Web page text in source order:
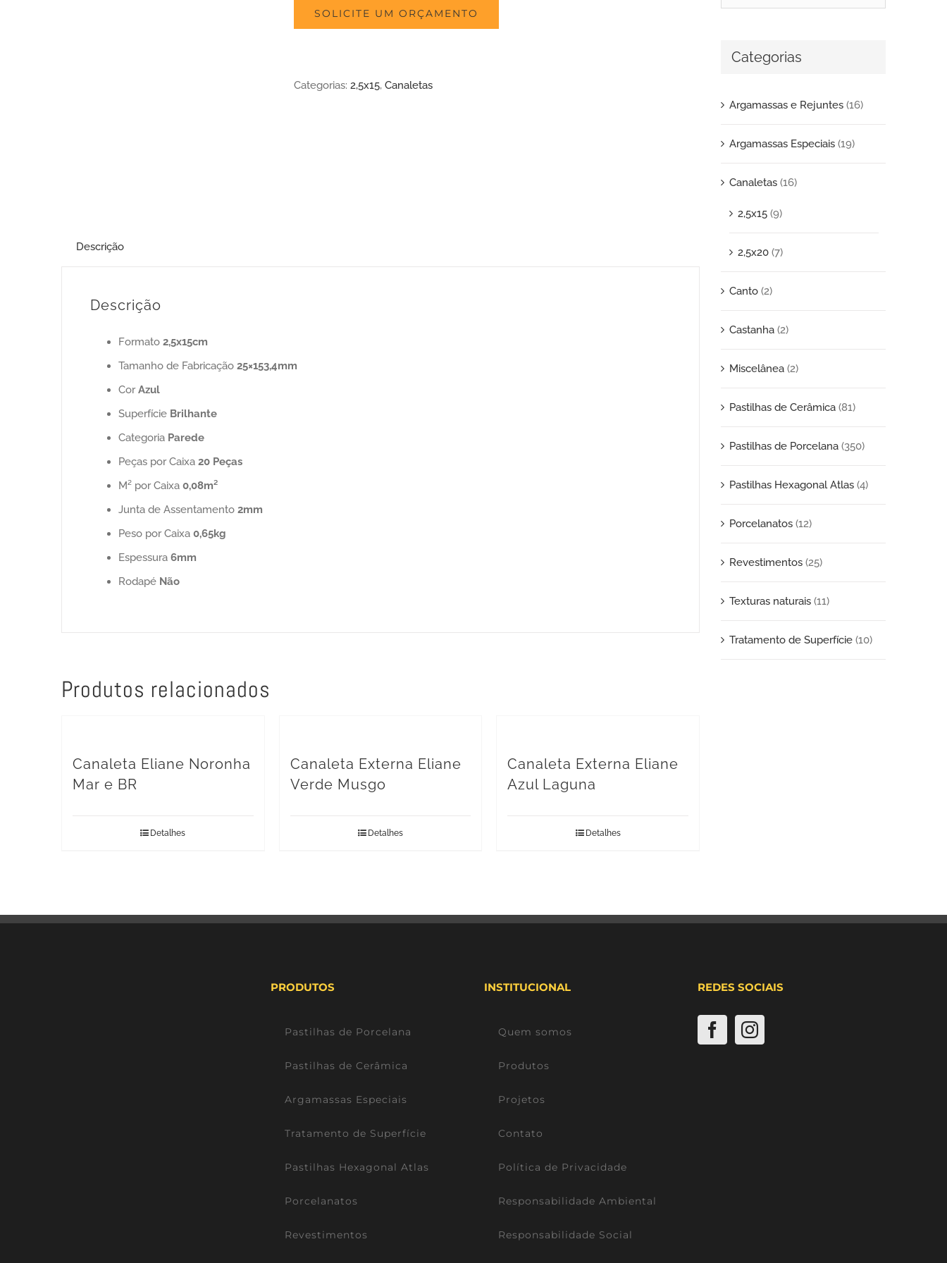
SOLICITE UM ORÇAMENTO
Categorias: 2,5x15, Canaletas
Descrição
Descrição
Formato 2,5x15cm
Tamanho de Fabricação 25×153,4mm
CorAzul
Superfície Brilhante
Categoria Parede
Peças por Caixa 20 Peças
M² por Caixa 0,08m²
Junta de Assentamento 2mm
Peso por Caixa 0,65kg
Espessura 6mm
Rodapé Não
Produtos relacionados
Canaleta Eliane Noronha
Mar e BR
Detalhes
Canaleta Externa Eliane
Verde Musgo
Detalhes
Canaleta Externa Eliane
Azul Laguna
Detalhes
Categorias
Argamassas e Rejuntes (16)
Argamassas Especiais (19)
Canaletas (16)
2,5x15 (9)
2,5x20 (7)
Canto (2)
Castanha (2)
Miscelânea (2)
Pastilhas de Cerâmica (81)
Pastilhas de Porcelana (350)
Pastilhas Hexagonal Atlas (4)
Porcelanatos (12)
Revestimentos (25)
Texturas naturais (11)
Tratamento de Superfície (10)
PRODUTOS
Pastilhas de Porcelana
Pastilhas de Cerâmica
Argamassas Especiais
Tratamento de Superfície
Pastilhas Hexagonal Atlas
Porcelanatos
Revestimentos
INSTITUCIONAL
Quem somos
Produtos
Projetos
Contato
Política de Privacidade
Responsabilidade Ambiental
Responsabilidade Social
REDES SOCIAIS